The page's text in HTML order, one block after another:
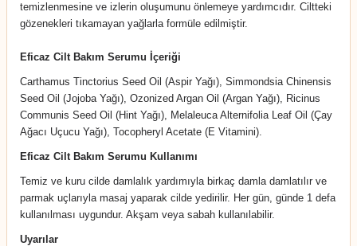
temizlenmesine ve izlerin oluşumunu önlemeye yardımcıdır. Ciltteki
gözenekleri tıkamayan yağlarla formüle edilmiştir.
Eficaz Cilt Bakım Serumu İçeriği
Carthamus Tinctorius Seed Oil (Aspir Yağı), Simmondsia Chinensis
Seed Oil (Jojoba Yağı), Ozonized Argan Oil (Argan Yağı), Ricinus
Communis Seed Oil (Hint Yağı), Melaleuca Alternifolia Leaf Oil (Çay
Ağacı Uçucu Yağı), Tocopheryl Acetate (E Vitamini).
Eficaz Cilt Bakım Serumu Kullanımı
Temiz ve kuru cilde damlalık yardımıyla birkaç damla damlatılır ve
parmak uçlarıyla masaj yaparak cilde yedirilir. Her gün, günde 1 defa
kullanılması uygundur. Akşam veya sabah kullanılabilir.
Uyarılar